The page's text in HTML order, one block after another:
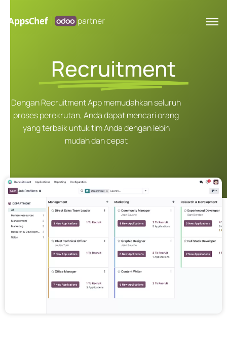
Recruitment
Dengan Recruitment App memudahkan seluruh
proses perekrutan, Anda dapat mencari orang
yang terbaik untuk tim Anda dengan lebih
mudah dan cepat